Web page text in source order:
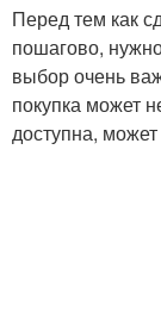
Перед тем как
пошагово,
выбор очень
покупка может
доступна,